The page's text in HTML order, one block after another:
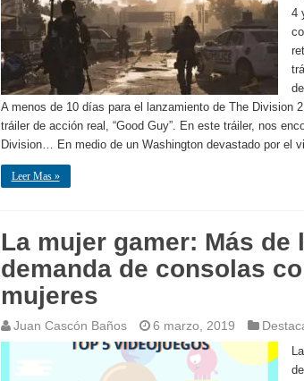
4
A menos de 10 días para el lanzamiento de The Division
tráiler de acción real, “Good Guy”. En este tráiler, nos
Division… En medio de un Washington devastado por el
Leer Mas »
La mujer gamer: Más de
demanda de consolas
mujeres
Juan Cascón Baños 6 marzo, 2019